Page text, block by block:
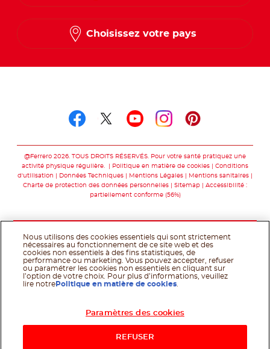
Choisissez votre pays
@Ferrero 2026. TOUS DROITS RÉSERVÉS. Pour votre santé pratiquez une
activité physique régulière.
Politique en matière de cookies
Conditions
d'utilisation
Données Techniques Mentions Légales
Mentions sanitaires
Charte de protection des données personnelles
Sitemap
Accessibilité :
partiellement conforme (56%)
Nous utilisons des cookies essentiels qui sont strictement
nécessaires au fonctionnement de ce site web et des
cookies non essentiels à des fins statistiques, de
performance ou marketing. Vous pouvez accepter, refuser
ou paramétrer les cookies non essentiels en cliquant sur
l’option de votre choix. Pour plus d’informations, veuillez
lire notre Politique en matière de cookies
Paramètres des cookies
REFUSER